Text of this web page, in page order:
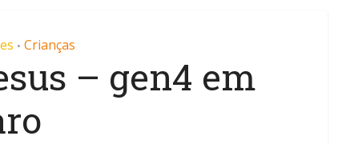
• Crianças
– gen4 em